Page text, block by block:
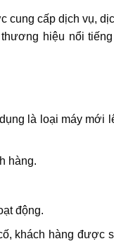
cấp dịch vụ,
hiệu nổi
là loại máy mới
hàng.
động.
khách hàng được